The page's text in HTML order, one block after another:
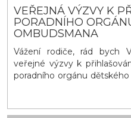
VEŘEJNÁ VÝZVY K
PORADNÍHO
OMBUDSMANA
Vážení rodiče, rád bych
veřejné výzvy k
poradního orgánu
poradním orgánem
týmem). Naším cílem je,